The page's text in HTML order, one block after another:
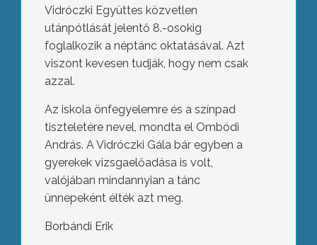
Vidróczki Együttes közvetlen
utánpótlását jelentő 8.-osokig
foglalkozik a néptánc oktatásával. Azt
viszont kevesen tudják, hogy nem csak
azzal.
Az iskola önfegyelemre és a színpad
tiszteletére nevel, mondta el Ombódi
András. A Vidróczki Gála bár egyben a
gyerekek vizsgaelőadása is volt,
valójában mindannyian a tánc
ünnepeként élték azt meg.
Borbándi Erik